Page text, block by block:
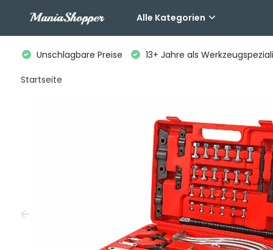
Alle Kategorien
Unschlagbare Preise 13+ Jahre als
Startseite